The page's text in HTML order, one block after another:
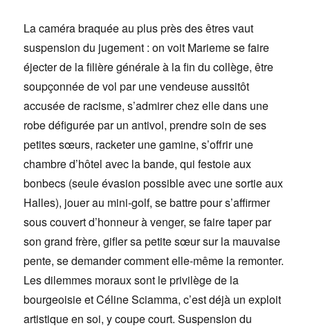
La caméra braquée au plus près des êtres vaut
suspension du jugement : on voit Marieme se faire
éjecter de la filière générale à la fin du collège, être
soupçonnée de vol par une vendeuse aussitôt
accusée de racisme, s’admirer chez elle dans une
robe défigurée par un antivol, prendre soin de ses
petites sœurs, racketer une gamine, s’offrir une
chambre d’hôtel avec la bande, qui festoie aux
bonbecs (seule évasion possible avec une sortie aux
Halles), jouer au mini-golf, se battre pour s’affirmer
sous couvert d’honneur à venger, se faire taper par
son grand frère, gifler sa petite sœur sur la mauvaise
pente, se demander comment elle-même la remonter.
Les dilemmes moraux sont le privilège de la
bourgeoisie et Céline Sciamma, c’est déjà un exploit
artistique en soi, y coupe court. Suspension du